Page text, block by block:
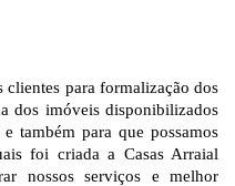
clientes para formalização dos
dos imóveis disponibilizados
também para que possamos
foi criada a Casas Arraial
nossos serviços e melhor